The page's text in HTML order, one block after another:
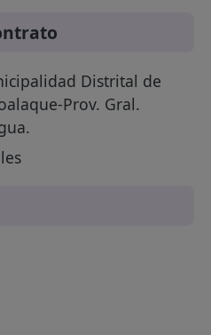
Distrital de
Prov. Gral.